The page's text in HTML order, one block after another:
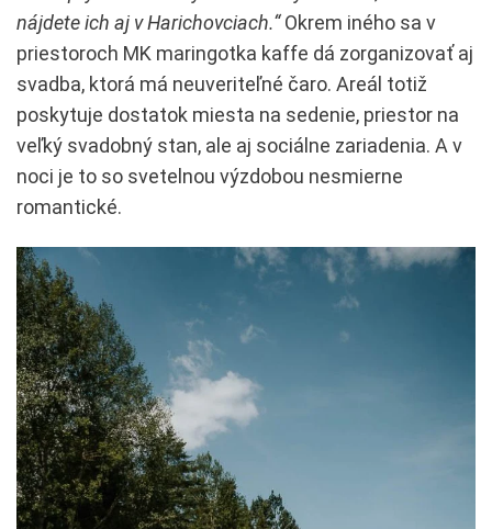
nájdete ich aj v Harichovciach.“Okrem iného sa v
priestoroch MK maringotka kaffe dá zorganizovať aj
svadba, ktorá má neuveriteľné čaro. Areál totiž
poskytuje dostatok miesta na sedenie, priestor na
veľký svadobný stan, ale aj sociálne zariadenia. A v
noci je to so svetelnou výzdobou nesmierne
romantické.